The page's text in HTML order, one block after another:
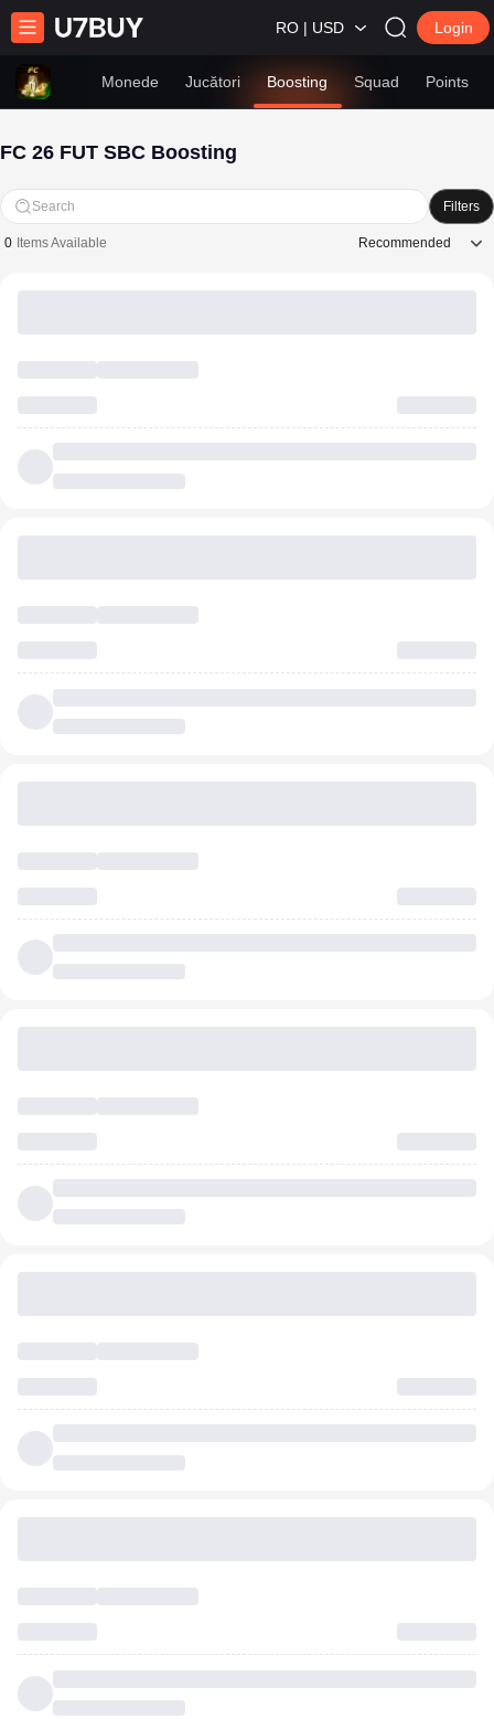
RO | USD Login
Monede Jucători Boosting Squad Points
FC 26 FUT SBC Boosting
Search Filters
0 Items Available Recommended